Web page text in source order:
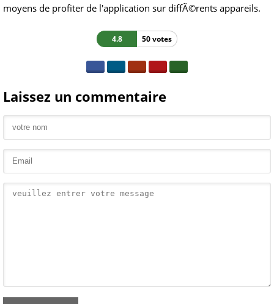
moyens de profiter de l'application sur diffÃ©rents appareils.
4.8 50 votes
Laissez un commentaire